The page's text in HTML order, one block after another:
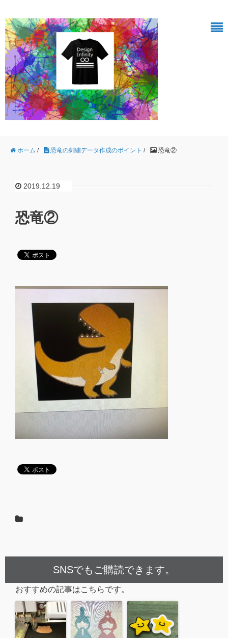
ホーム / 恐竜の刺繍データ作成のポイント / 恐竜②
2019.12.19
恐竜②
SNSでもご購読できます。
おすすめの記事はこちらです。